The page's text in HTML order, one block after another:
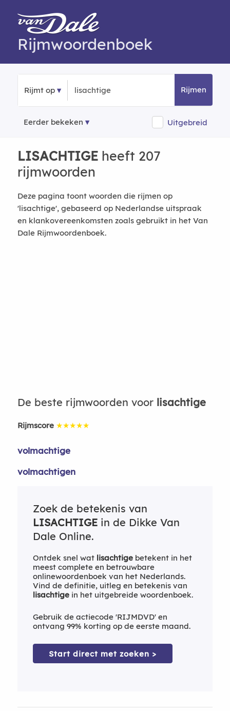
Rijmwoordenboek
Rijmt op Rijmen
Eerder bekeken Uitgebreid
LISACHTIGEheeft 207
rijmwoorden
Deze pagina toont woorden die rijmen op
'lisachtige', gebaseerd op Nederlandse uitspraak
en klankovereenkomsten zoals gebruikt in het Van
Dale Rijmwoordenboek.
De beste rijmwoorden voor lisachtige
Rijmscore ★★★★★
volmachtige
volmachtigen
Zoek de betekenis van
LISACHTIGEin de Dikke Van
Dale Online.
Ontdek snel wat lisachtigebetekent in het
meest complete en betrouwbare
onlinewoordenboek van het Nederlands.
Vind de definitie, uitleg en betekenis van
lisachtigein het uitgebreide woordenboek.
Gebruik de actiecode 'RIJMDVD' en
ontvang 99% korting op de eerste maand.
Start direct met zoeken >